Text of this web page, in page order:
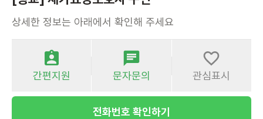
상세한 정보는 아래에서 확인해 주세요
간편지원 문자문의 관심표시
전화번호 확인하기